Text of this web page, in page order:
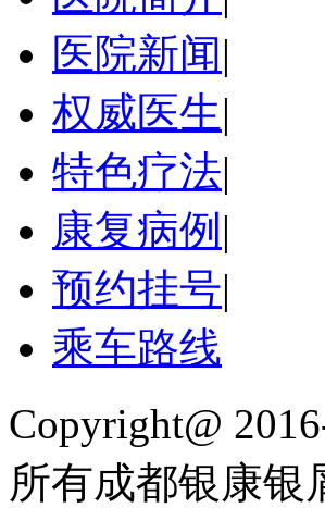
医院新闻|
权威医生|
特色疗法|
康复病例 |
预约挂号|
乘车路线
Copyright@
所有成都银康银